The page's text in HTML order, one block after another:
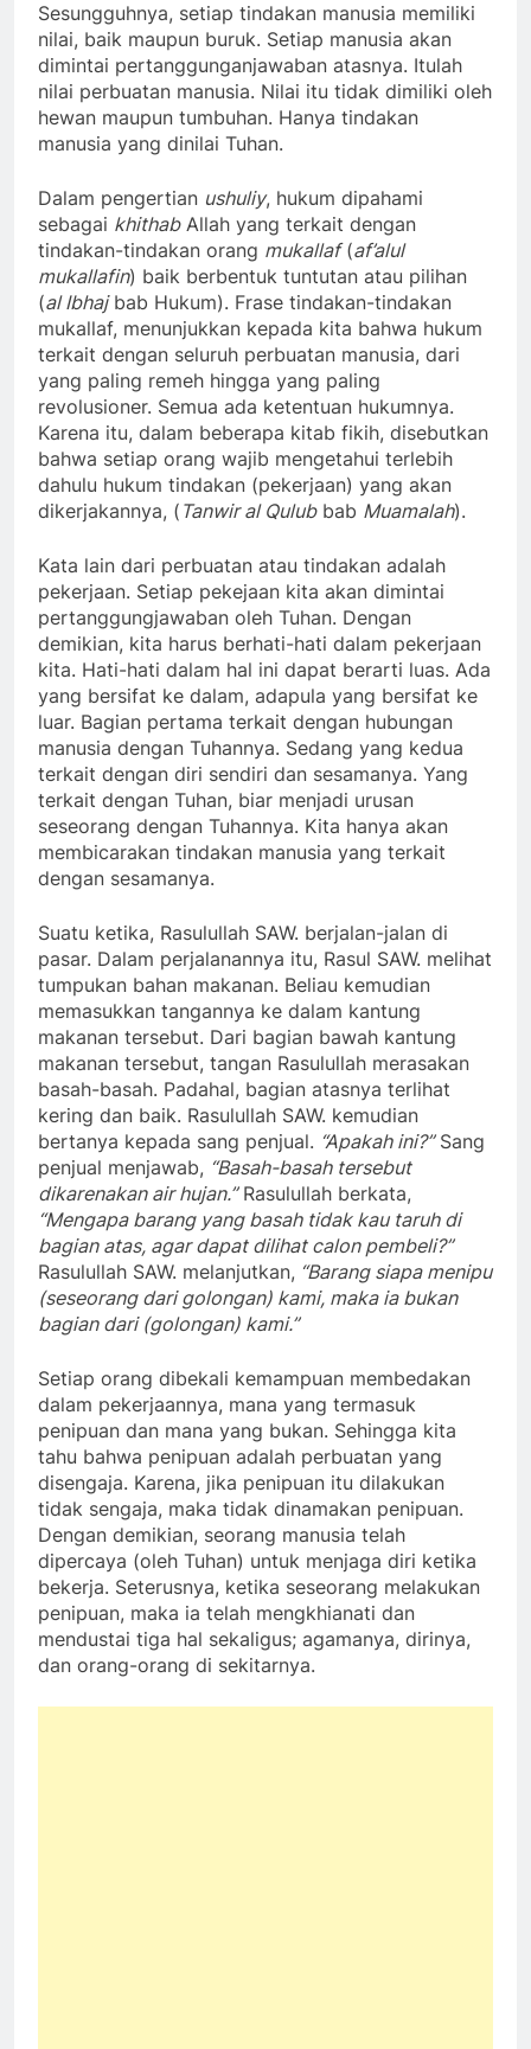
Sesungguhnya, setiap tindakan manusia memiliki
nilai, baik maupun buruk. Setiap manusia akan
dimintai pertanggunganjawaban atasnya. Itulah
nilai perbuatan manusia. Nilai itu tidak dimiliki oleh
hewan maupun tumbuhan. Hanya tindakan
manusia yang dinilai Tuhan.
Dalam pengertian ushuliy, hukum dipahami
sebagai khithabAllah yang terkait dengan
tindakan-tindakan orang mukallaf(af’alul
mukallafin) baik berbentuk tuntutan atau pilihan
(al Ibhajbab Hukum). Frase tindakan-tindakan
mukallaf, menunjukkan kepada kita bahwa hukum
terkait dengan seluruh perbuatan manusia, dari
yang paling remeh hingga yang paling
revolusioner. Semua ada ketentuan hukumnya.
Karena itu, dalam beberapa kitab fikih, disebutkan
bahwa setiap orang wajib mengetahui terlebih
dahulu hukum tindakan (pekerjaan) yang akan
dikerjakannya, ( Tanwir al Qulubbab Muamalah).
Kata lain dari perbuatan atau tindakan adalah
pekerjaan. Setiap pekejaan kita akan dimintai
pertanggungjawaban oleh Tuhan. Dengan
demikian, kita harus berhati-hati dalam pekerjaan
kita. Hati-hati dalam hal ini dapat berarti luas. Ada
yang bersifat ke dalam, adapula yang bersifat ke
luar. Bagian pertama terkait dengan hubungan
manusia dengan Tuhannya. Sedang yang kedua
terkait dengan diri sendiri dan sesamanya. Yang
terkait dengan Tuhan, biar menjadi urusan
seseorang dengan Tuhannya. Kita hanya akan
membicarakan tindakan manusia yang terkait
dengan sesamanya.
Suatu ketika, Rasulullah SAW. berjalan-jalan di
pasar. Dalam perjalanannya itu, Rasul SAW. melihat
tumpukan bahan makanan. Beliau kemudian
memasukkan tangannya ke dalam kantung
makanan tersebut. Dari bagian bawah kantung
makanan tersebut, tangan Rasulullah merasakan
basah-basah. Padahal, bagian atasnya terlihat
kering dan baik. Rasulullah SAW. kemudian
bertanya kepada sang penjual. “Apakah ini?”Sang
penjual menjawab, “Basah-basah tersebut
dikarenakan air hujan.”Rasulullah berkata,
“Mengapa barang yang basah tidak kau taruh di
bagian atas, agar dapat dilihat calon pembeli?”
Rasulullah SAW. melanjutkan, “Barang siapa menipu
(seseorang dari golongan) kami, maka ia bukan
bagian dari (golongan) kami.”
Setiap orang dibekali kemampuan membedakan
dalam pekerjaannya, mana yang termasuk
penipuan dan mana yang bukan. Sehingga kita
tahu bahwa penipuan adalah perbuatan yang
disengaja. Karena, jika penipuan itu dilakukan
tidak sengaja, maka tidak dinamakan penipuan.
Dengan demikian, seorang manusia telah
dipercaya (oleh Tuhan) untuk menjaga diri ketika
bekerja. Seterusnya, ketika seseorang melakukan
penipuan, maka ia telah mengkhianati dan
mendustai tiga hal sekaligus; agamanya, dirinya,
dan orang-orang di sekitarnya.